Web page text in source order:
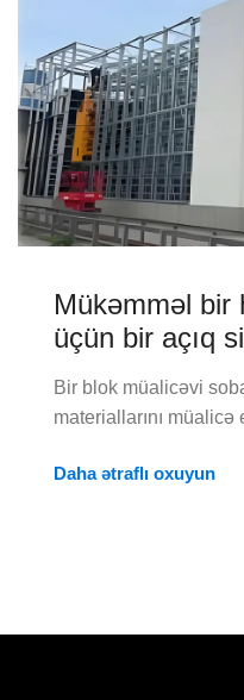
Mükəmməl bir
üçün bir açıq
Bir blok müalicəvi
materiallarını müalicə
Daha ətraflı oxuyun